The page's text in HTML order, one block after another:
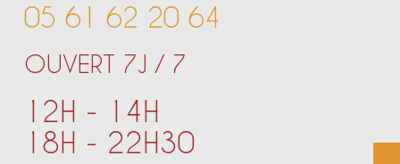
05 61 62 20 64
OUVERT 7J / 7
12H - 14H
18H - 22H30